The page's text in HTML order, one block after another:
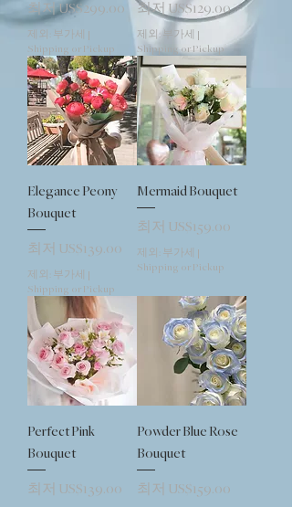
최저US$299.00
할인가
제외: 부가세
|
Shipping or Pickup
최저 US$129.00
할인가
제외: 부가세
|
Shipping or Pickup
Elegance Peony
Bouquet
최저 US$139.00
할인가
제외: 부가세
|
Shipping or Pickup
Mermaid Bouquet
최저 US$159.00
할인가
제외: 부가세
|
Shipping or Pickup
Perfect Pink
Bouquet
최저 US$139.00
할인가
Powder Blue Rose
Bouquet
최저 US$159.00
할인가